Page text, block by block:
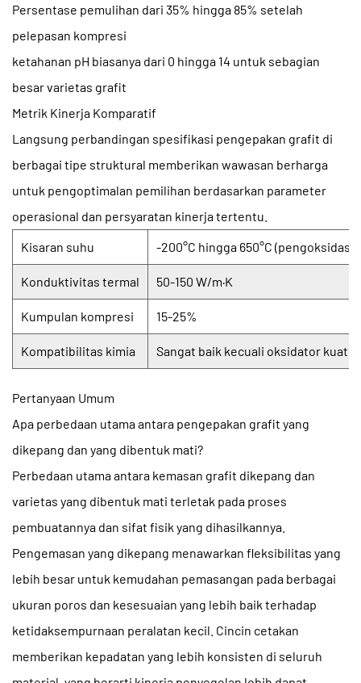
Persentase pemulihan dari 35% hingga 85% setelah
pelepasan kompresi
ketahanan pH biasanya dari 0 hingga 14 untuk sebagian
besar varietas grafit
Metrik Kinerja Komparatif
Langsung perbandingan spesifikasi pengepakan grafit di
berbagai tipe struktural memberikan wawasan berharga
untuk pengoptimalan pemilihan berdasarkan parameter
operasional dan persyaratan kinerja tertentu.
Kisaran suhu
-200°C hingga 650°C (pengoksidasi)
Konduktivitas termal 50-150 W/m·K
Kumpulan kompresi 15-25%
Kompatibilitas kimia Sangat baik kecuali oksidator kuat
Pertanyaan Umum
Apa perbedaan utama antara pengepakan grafit yang
dikepang dan yang dibentuk mati?
Perbedaan utama antara kemasan grafit dikepang dan
varietas yang dibentuk mati terletak pada proses
pembuatannya dan sifat fisik yang dihasilkannya.
Pengemasan yang dikepang menawarkan fleksibilitas yang
lebih besar untuk kemudahan pemasangan pada berbagai
ukuran poros dan kesesuaian yang lebih baik terhadap
ketidaksempurnaan peralatan kecil. Cincin cetakan
memberikan kepadatan yang lebih konsisten di seluruh